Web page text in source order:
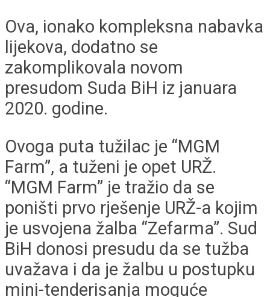
Ova, ionako kompleksna nabavka
lijekova, dodatno se
zakomplikovala novom
presudom Suda BiH iz januara
2020. godine.
Ovoga puta tužilac je “MGM
Farm”, a tuženi je opet URŽ.
“MGM Farm” je tražio da se
poništi prvo rješenje URŽ-a kojim
je usvojena žalba “Zefarma”. Sud
BiH donosi presudu da se tužba
uvažava i da je žalbu u postupku
mini-tenderisanja moguće